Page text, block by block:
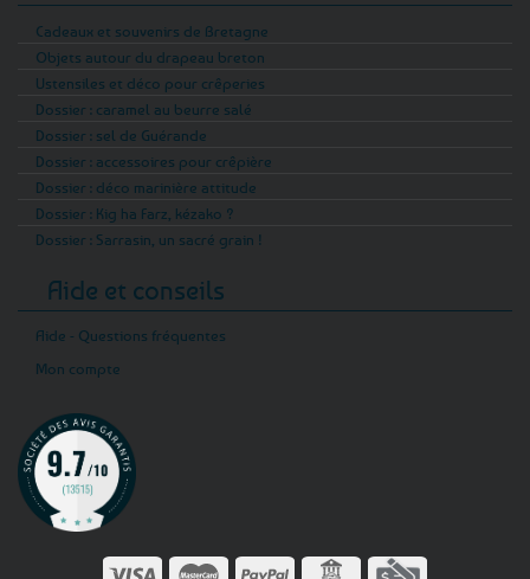
Cadeaux et souvenirs de Bretagne
Objets autour du drapeau breton
Ustensiles et déco pour crêperies
Dossier : caramel au beurre salé
Dossier : sel de Guérande
Dossier : accessoires pour crêpière
Dossier : déco marinière attitude
Dossier : Kig ha Farz, kézako ?
Dossier : Sarrasin, un sacré grain !
Aide et conseils
Aide - Questions fréquentes
Mon compte